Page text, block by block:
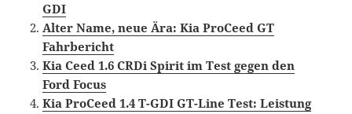
GDI
Alter Name, neue Ära: Kia ProCeed GT
Fahrbericht
Kia Ceed 1.6 CRDi Spirit im Test gegen den
Ford Focus
Kia ProCeed 1.4 T-GDI GT-Line Test: Leistung